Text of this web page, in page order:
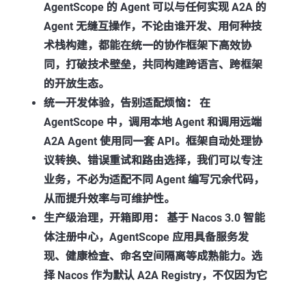
AgentScope 的 Agent 可以与任何实现 A2A 的
Agent 无缝互操作，不论由谁开发、用何种技
术栈构建，都能在统一的协作框架下高效协
同，打破技术壁垒，共同构建跨语言、跨框架
的开放生态。
统一开发体验，告别适配烦恼：
在
AgentScope 中，调用本地 Agent 和调用远端
A2A Agent 使用同一套 API。框架自动处理协
议转换、错误重试和路由选择，我们可以专注
业务，不必为适配不同 Agent 编写冗余代码，
从而提升效率与可维护性。
生产级治理，开箱即用：
基于 Nacos 3.0 智能
体注册中心，AgentScope 应用具备服务发
现、健康检查、命名空间隔离等成熟能力。选
择 Nacos 作为默认 A2A Registry，不仅因为它